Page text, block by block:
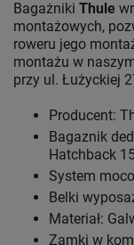
Bagażniki Thule
montażowych,
roweru jego
montażu w
przy ul. Łużyckiej
Producent:
Bagaznik
Hatchback
System
Belki
Materiał:
Zamki w